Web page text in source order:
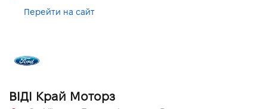
Перейти на сайт
ВІДІ Край Моторз